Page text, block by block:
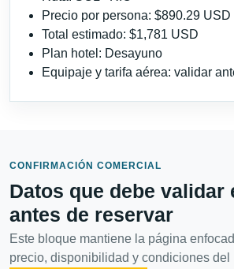
Precio por persona: $890.29 USD
Total estimado: $1,781 USD
Plan hotel: Desayuno
Equipaje y tarifa aérea: validar
CONFIRMACIÓN COMERCIAL
Datos que debe validar
antes de reservar
Este bloque mantiene la página
precio, disponibilidad y condiciones del